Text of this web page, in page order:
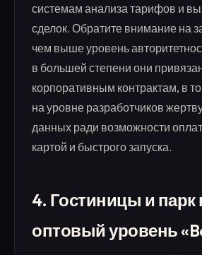
системам анализа тарифов и
сделок. Обратите внимание на
чем выше уровень
в большей степени они
корпоративным контрактам, в
на уровне разработчиков
данных ради возможности
картой и быстрого запуска.
4. Гостиницы и
оптовый уровень